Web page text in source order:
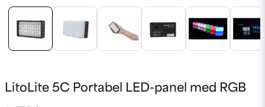
LitoLite 5C Portabel LED-panel med RGB